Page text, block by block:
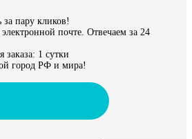
за пару кликов!
почте. Отвечаем за 24
1 сутки
город РФ и мира!